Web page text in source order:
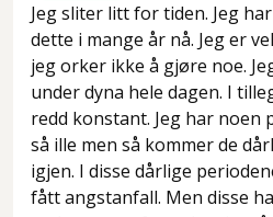
Jeg sliter litt for tiden. Jeg
dette i mange år nå. Jeg er
jeg orker ikke å gjøre noe.
under dyna hele dagen. I
redd konstant. Jeg har noen
så ille men så kommer de
igjen. I disse dårlige
fått angstanfall. Men disse